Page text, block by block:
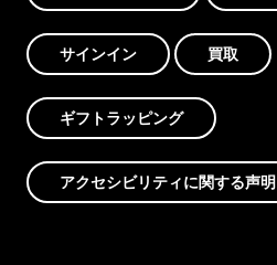
サインイン 買取
ギフトラッピング
アクセシビリティに関する声明